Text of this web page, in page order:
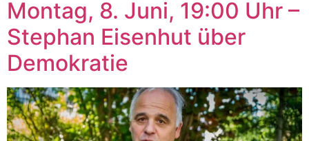
Montag, 8. Juni, 19:00 Uhr –
Stephan Eisenhut über
Demokratie